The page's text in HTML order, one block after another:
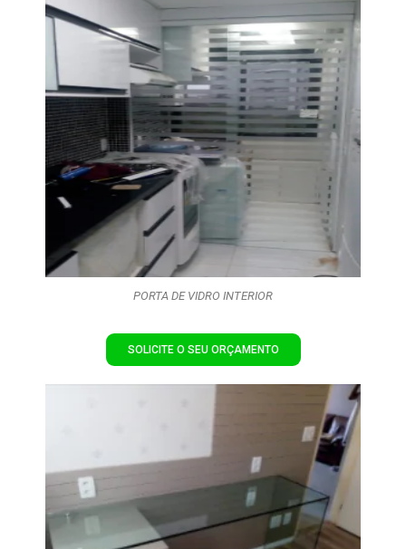
PORTA DE VIDRO INTERIOR
SOLICITE O SEU ORÇAMENTO